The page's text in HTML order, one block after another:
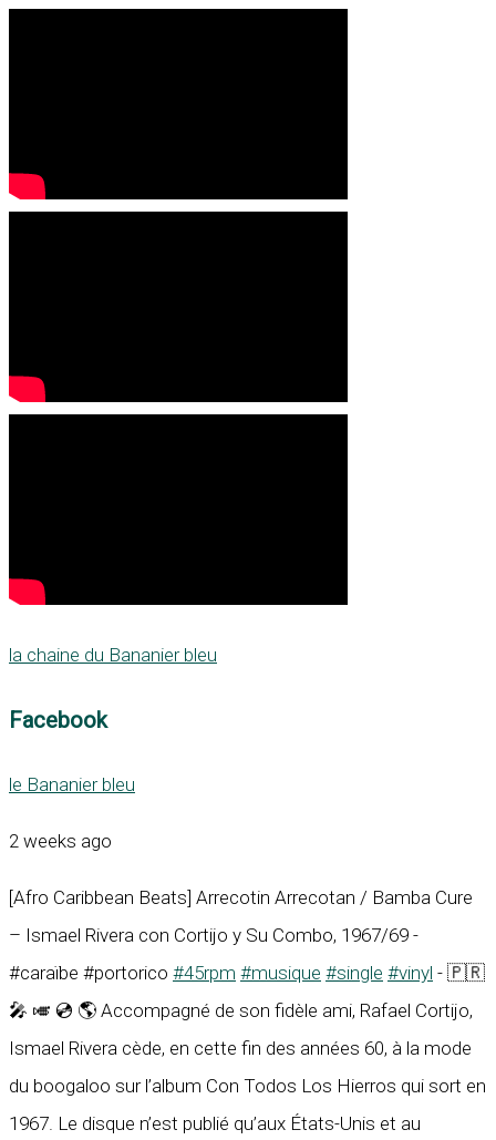
la chaine du Bananier bleu
Facebook
le Bananier bleu
2 weeks ago
[Afro Caribbean Beats] Arrecotin Arrecotan / Bamba Cure
– Ismael Rivera con Cortijo y Su Combo, 1967/69 -
#caraïbe #portorico #45rpm #musique #single #vinyl - 🇵🇷
🎤 🎺 💿 🌎 Accompagné de son fidèle ami, Rafael Cortijo,
Ismael Rivera cède, en cette fin des années 60, à la mode
du boogaloo sur l’album Con Todos Los Hierros qui sort en
1967. Le disque n’est publié qu’aux États-Unis et au